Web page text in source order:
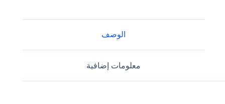
الوصف
معلومات إضافية